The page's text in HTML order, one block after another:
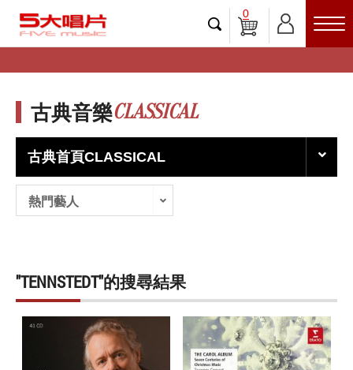
0
古典音樂CLASSICAL
古典首頁CLASSICAL
熱門藝人
"TENNSTEDT"的搜尋結果